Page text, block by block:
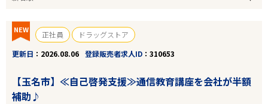
NEW 正社員
ドラッグストア
更新日
2026.08.06 登録販売者求人ID 310653
【玉名市】≪自己啓発支援≫通信教育講座を会社が半額
補助♪